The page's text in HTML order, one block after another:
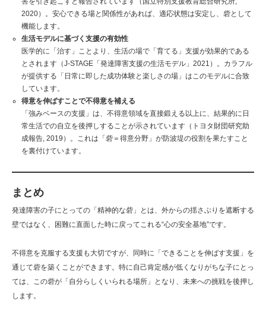
2020）。安心できる場と関係性があれば、適応状態は安定し、砦として
機能します。
生活モデルに基づく支援の有効性
医学的に「治す」ことより、生活の場で「育てる」支援が効果的である
とされます（J-STAGE「発達障害支援の生活モデル」2021）。カラフル
が提供する「日常に即した成功体験と楽しさの場」はこのモデルに合致
しています。
得意を伸ばすことで不得意を補える
「強みベースの支援」は、不得意領域を直接鍛える以上に、結果的に日
常生活での自立を後押しすることが示されています（トヨタ財団研究助
成報告, 2019）。これは「砦＝得意分野」が防波堤の役割を果たすこと
を裏付けています。
まとめ
発達障害の子にとっての「精神的な砦」とは、外からの揺さぶりを遮断する
壁ではなく、困難に直面した時に戻ってこれる“心の安全基地”です。
不得意を克服する支援も大切ですが、同時に「できることを伸ばす支援」を
通じて砦を築くことができます。特に自己肯定感が低くなりがちな子にとっ
ては、この砦が「自分らしくいられる場所」となり、未来への挑戦を後押し
します。